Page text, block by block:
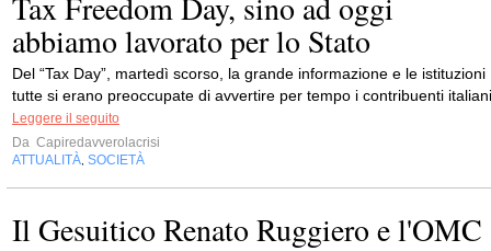
abbiamo lavorato per lo Stato
Del “Tax Day”, martedì scorso, la grande informazione e le istituzioni
tutte si erano preoccupate di avvertire per tempo i contribuenti
Leggere il seguito
Da Capiredavverolacrisi
ATTUALITÀ SOCIETÀ
Il Gesuitico Renato Ruggiero e l'OMC